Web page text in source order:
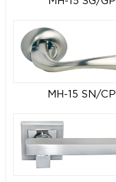
MH-15 SN/CP